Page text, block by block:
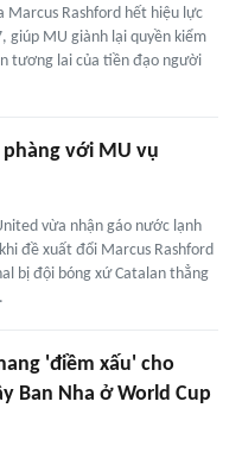
Marcus Rashford hết hiệu lực
giúp MU giành lại quyền kiểm
tương lai của tiền đạo người
phàng với MU vụ
vừa nhận gáo nước lạnh
đề xuất đổi Marcus Rashford
bị đội bóng xứ Catalan thẳng
'điềm xấu' cho
Ban Nha ở World Cup